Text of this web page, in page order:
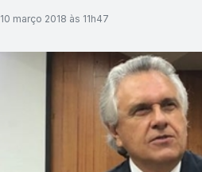
10 março 2018 às 11h47